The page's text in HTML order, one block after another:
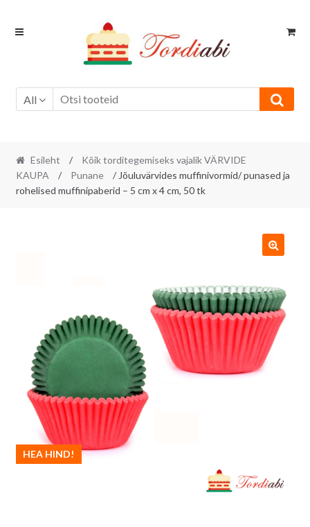
Skip
Skip
All
Esileht /
Kõik torditegemiseks vajalik VÄRVIDE
KAUPA
/ Punane
/ Jõuluvärvides muffinivormid/ punased ja
rohelised muffinipaberid – 5 cm x 4 cm, 50 tk
HEA HIND!